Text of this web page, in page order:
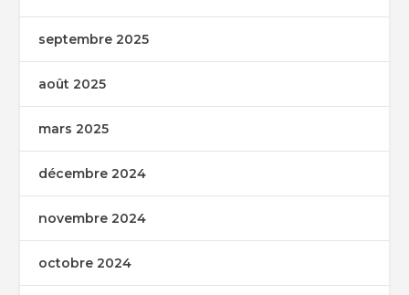
septembre 2025
août 2025
mars 2025
décembre 2024
novembre 2024
octobre 2024